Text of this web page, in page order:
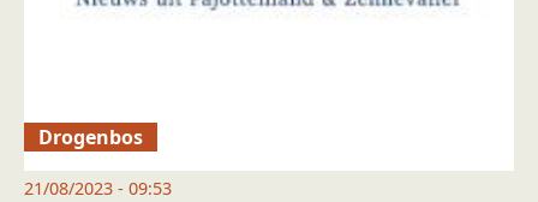
Drogenbos
21/08/2023 - 09:53